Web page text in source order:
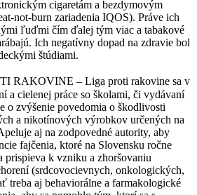
cigaretám a bezdymovým
not-burn zariadenia IQOS). Práve ich
ľuďmi čím ďalej tým viac a tabakové
Ich negatívny dopad na zdravie bol
štúdiami.
RAKOVINE – Liga proti rakovine sa v
a cielenej práce so školami, či vydávaní
o zvýšenie povedomia o škodlivosti
a nikotínových výrobkov určených na
aj na zodpovedné autority, aby
fajčenia, ktoré na Slovensku ročne
k vzniku a zhoršovaniu
(srdcovocievnych, onkologických,
treba aj behaviorálne a farmakologické